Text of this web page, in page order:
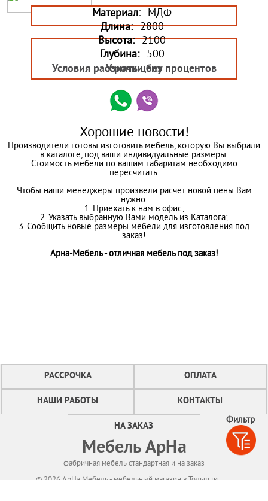
Фильтр
Материал: МДФ
Длина: 2800
Высота: 2100
Глубина: 500
Узнать цену
Условия рассрочки без процентов
Хорошие новости!
Производители готовы изготовить мебель, которую Вы выбрали
в каталоге, под ваши индивидуальные размеры.
Стоимость мебели по вашим габаритам необходимо
пересчитать.
Чтобы наши менеджеры произвели расчет новой цены Вам
нужно:
1. Приехать к нам в офис;
2. Указать выбранную Вами модель из Каталога;
3. Сообщить новые размеры мебели для изготовления под
заказ!
Арна-Мебель - отличная мебель под заказ!
РАССРОЧКА ОПЛАТА
НАШИ РАБОТЫ КОНТАКТЫ
НА ЗАКАЗ
Мебель АрНа
фабричная мебель стандартная и на заказ
© 2026 АрНа Мебель - мебельный магазин в Тольятти